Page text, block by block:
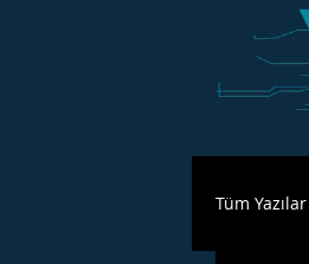
Tüm Yazılar